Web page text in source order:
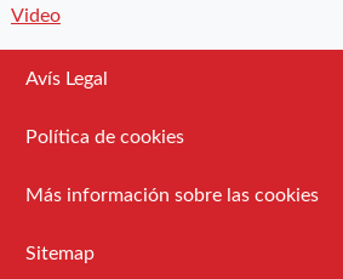
Video
Avís Legal
Política de cookies
Más información sobre las cookies
Sitemap